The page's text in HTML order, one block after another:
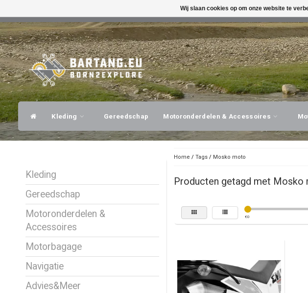
DESKUNDIG ADVIES, PERSOONLIJKE
Kleding Gereedschap Motoronderdelen & Accessoires
Kleding
Gereedschap
Motoronderdelen &
Accessoires
Motorbagage
Navigatie
Advies&Meer
Home / Tags/ Mosko moto
Producten getagd met Mosko
€0
Wij slaan cookies op om onze website te